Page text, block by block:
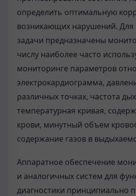
определить оптимальную
возникающих нарушений. Для
задачи предназначены
числу наиболее часто
мониторинге параметров
электрокардиограмма,
различных точках, частота
температурная кривая,
крови, минутный объем
содержание газов в
Аппаратное обеспечение
и аналогичных систем для
диагностики принципиально